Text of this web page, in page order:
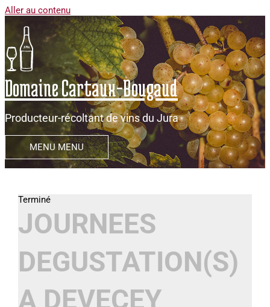
Aller au contenu
Domaine Cartaux-Bougaud
Producteur-récoltant de vins du Jura
MENU MENU
JOURNEES
DEGUSTATION(S)
A DEVECEY